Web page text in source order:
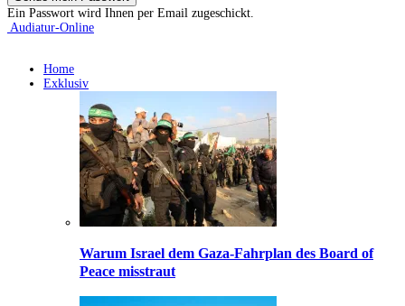
Ein Passwort wird Ihnen per Email zugeschickt.
Audiatur-Online
Home
Exklusiv
Warum Israel dem Gaza-Fahrplan des Board of
Peace misstraut